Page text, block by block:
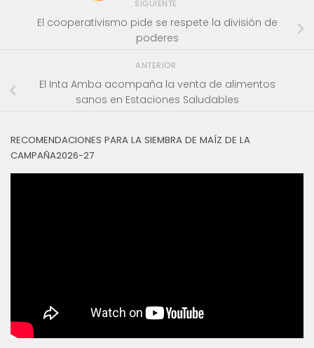
SIGUIENTE
El cooperativismo pide se respete la división de
poderes
ANTERIOR
El Inta Amba acompaña la venta de alimentos
sanos en Estaciones Saludables
RECOMENDACIONES PARA LA SIEMBRA DE MAÍZ DE LA
CAMPAÑA2026-27